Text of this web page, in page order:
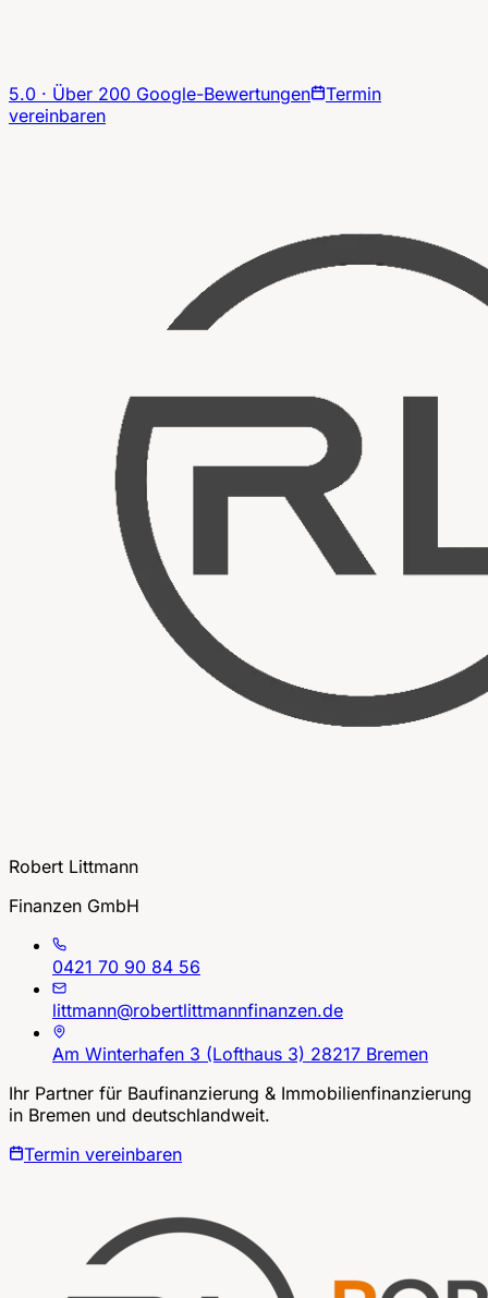
5.0 · Über 200 Google-Bewertungen
Termin
vereinbaren
Robert Littmann
Finanzen GmbH
0421 70 90 84 56
littmann@robertlittmannfinanzen.de
Am Winterhafen 3 (Lofthaus 3) 28217 Bremen
Ihr Partner für Baufinanzierung & Immobilienfinanzierung
in Bremen und deutschlandweit.
Termin vereinbaren